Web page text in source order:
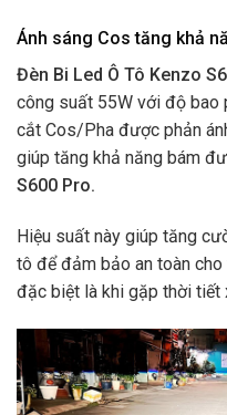
Ánh sáng Cos tăng khả
Đèn Bi Led Ô Tô Kenzo
công suất 55W với độ
cắt Cos/Pha được phản
giúp tăng khả năng bám
S600 Pro.
Hiệu suất này giúp tăng
tô để đảm bảo an toàn
đặc biệt là khi gặp thời tiết